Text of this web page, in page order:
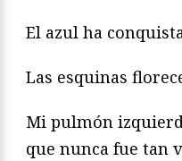
El azul ha
Las esquinas
Mi pulmón
que nunca fue tan